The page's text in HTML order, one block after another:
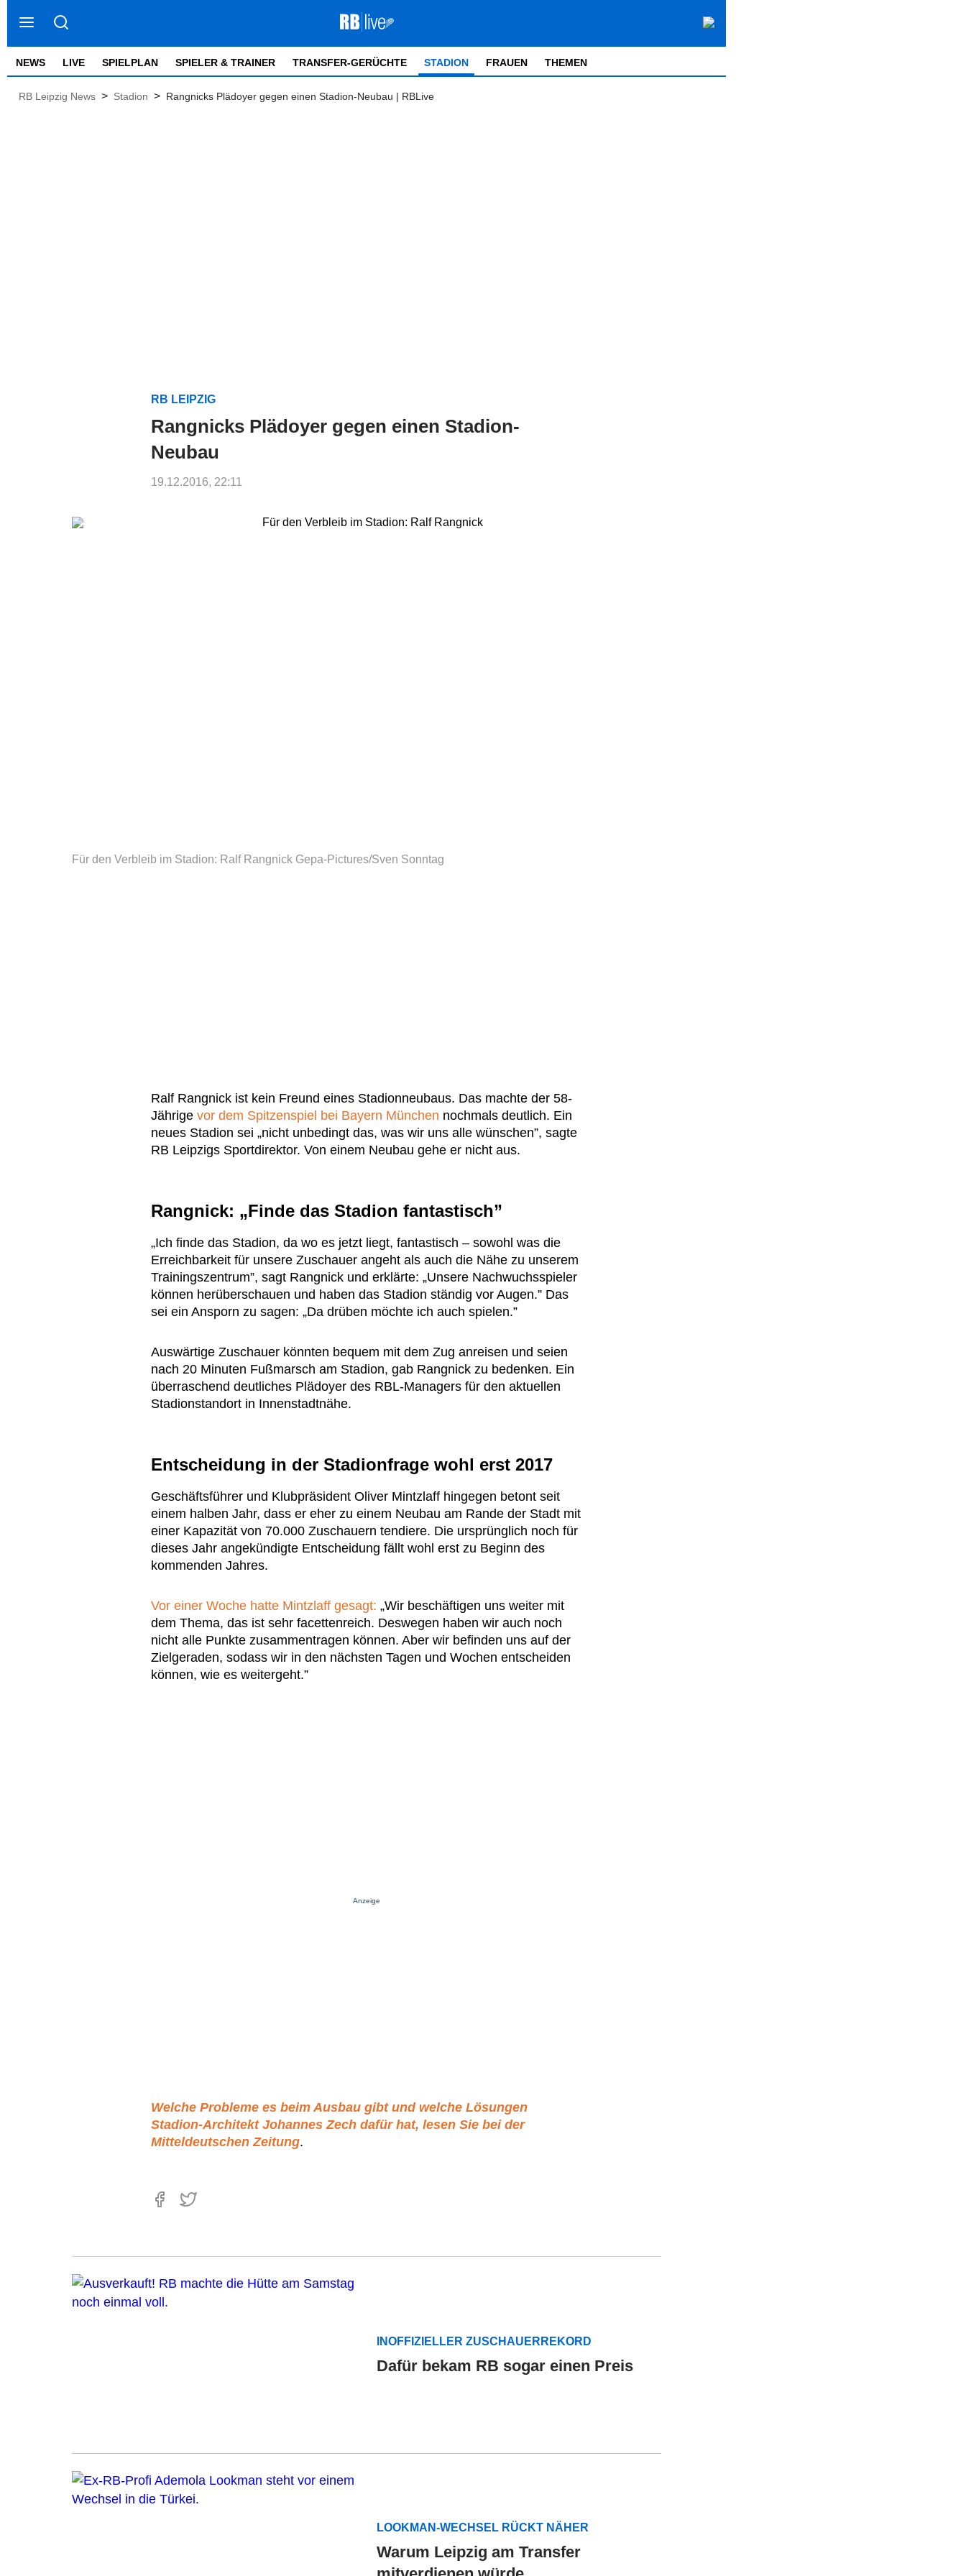
NEWS LIVE SPIELPLAN SPIELER & TRAINER TRANSFER-GERÜCHTE STADION FRAUEN THEMEN
RB Leipzig News > Stadion > Rangnicks Plädoyer gegen einen Stadion-Neubau | RBLive
RB LEIPZIG
Rangnicks Plädoyer gegen einen Stadion-
Neubau
19.12.2016, 22:11
Für den Verbleib im Stadion: Ralf Rangnick Gepa-Pictures/Sven Sonntag
Ralf Rangnick ist kein Freund eines Stadionneubaus. Das machte der 58-
Jährige vor dem Spitzenspiel bei Bayern München nochmals deutlich. Ein
neues Stadion sei „nicht unbedingt das, was wir uns alle wünschen”, sagte
RB Leipzigs Sportdirektor. Von einem Neubau gehe er nicht aus.
Rangnick: „Finde das Stadion fantastisch”
„Ich finde das Stadion, da wo es jetzt liegt, fantastisch – sowohl was die
Erreichbarkeit für unsere Zuschauer angeht als auch die Nähe zu unserem
Trainingszentrum”, sagt Rangnick und erklärte: „Unsere Nachwuchsspieler
können herüberschauen und haben das Stadion ständig vor Augen.” Das
sei ein Ansporn zu sagen: „Da drüben möchte ich auch spielen.”
Auswärtige Zuschauer könnten bequem mit dem Zug anreisen und seien
nach 20 Minuten Fußmarsch am Stadion, gab Rangnick zu bedenken. Ein
überraschend deutliches Plädoyer des RBL-Managers für den aktuellen
Stadionstandort in Innenstadtnähe.
Entscheidung in der Stadionfrage wohl erst 2017
Geschäftsführer und Klubpräsident Oliver Mintzlaff hingegen betont seit
einem halben Jahr, dass er eher zu einem Neubau am Rande der Stadt mit
einer Kapazität von 70.000 Zuschauern tendiere. Die ursprünglich noch für
dieses Jahr angekündigte Entscheidung fällt wohl erst zu Beginn des
kommenden Jahres.
Vor einer Woche hatte Mintzlaff gesagt: „Wir beschäftigen uns weiter mit
dem Thema, das ist sehr facettenreich. Deswegen haben wir auch noch
nicht alle Punkte zusammentragen können. Aber wir befinden uns auf der
Zielgeraden, sodass wir in den nächsten Tagen und Wochen entscheiden
können, wie es weitergeht.”
Anzeige
Welche Probleme es beim Ausbau gibt und welche Lösungen
Stadion-Architekt Johannes Zech dafür hat, lesen Sie bei der
Mitteldeutschen Zeitung.
INOFFIZIELLER ZUSCHAUERREKORD
Dafür bekam RB sogar einen Preis
LOOKMAN-WECHSEL RÜCKT NÄHER
Warum Leipzig am Transfer